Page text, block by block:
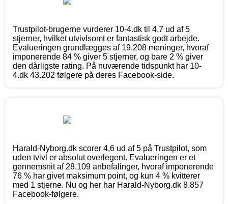
Trustpilot-brugerne vurderer 10-4.dk til 4,7 ud af 5
stjerner, hvilket utvivlsomt er fantastisk godt arbejde.
Evalueringen grundlægges af 19.208 meninger, hvoraf
imponerende 84 % giver 5 stjerner, og bare 2 % giver
den dårligste rating. På nuværende tidspunkt har 10-
4.dk 43.202 følgere på deres Facebook-side.
Harald-Nyborg.dk scorer 4,6 ud af 5 på Trustpilot, som
uden tvivl er absolut overlegent. Evalueringen er et
gennemsnit af 28.109 anbefalinger, hvoraf imponerende
76 % har givet maksimum point, og kun 4 % kvitterer
med 1 stjerne. Nu og her har Harald-Nyborg.dk 8.857
Facebook-følgere.